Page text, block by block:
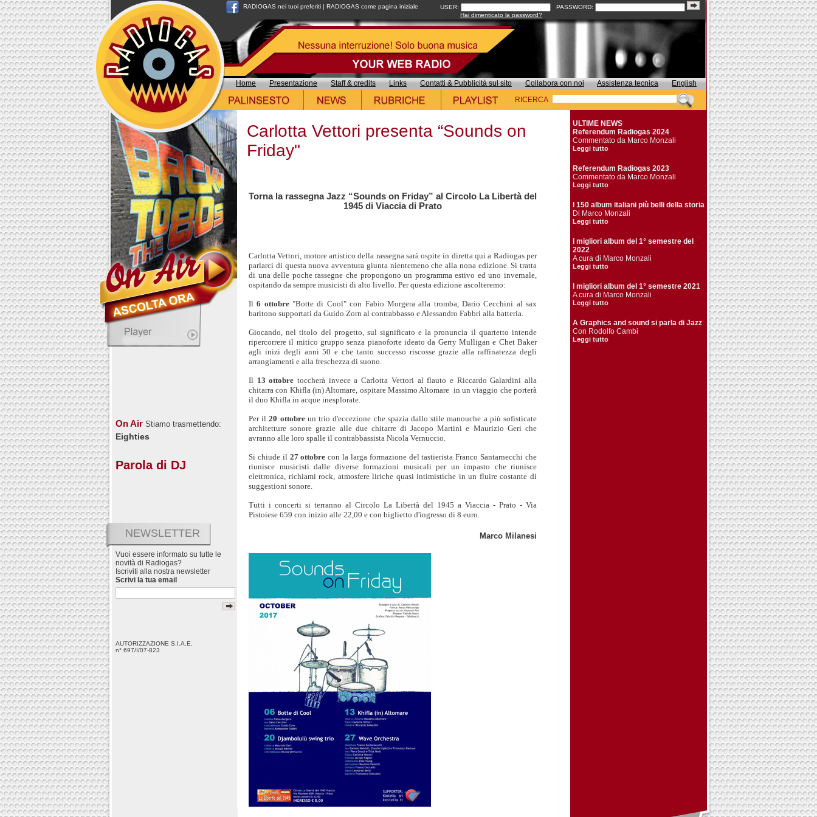
RADIOGAS nei tuoi preferiti | RADIOGAS come pagina iniziale USER:
PASSWORD:
Hai dimenticato la password?
Home Presentazione Staff & credits Links Contatti & Pubblicità sul sito Collabora con noi Assistenza tecnica
English
RICERCA
On Air Stiamo trasmettendo:
Eighties
Parola di DJ
NEWSLETTER
Vuoi essere informato su tutte le
novità di Radiogas?
Iscriviti alla nostra newsletter
Scrivi la tua email
AUTORIZZAZIONE S.I.A.E.
n° 697/I/07-823
Carlotta Vettori presenta “Sounds on
Friday"
Torna la rassegna Jazz “Sounds on Friday” al Circolo La Libertà del
1945 di Viaccia di Prato
Carlotta Vettori, motore artistico della rassegna sarà ospite in diretta qui a Radiogas per
parlarci di questa nuova avventura giunta nientemeno che alla nona edizione. Si tratta
di una delle poche rassegne che propongono un programma estivo ed uno invernale,
ospitando da sempre musicisti di alto livello. Per questa edizione ascolteremo:
Il6 ottobre"Botte di Cool" con Fabio Morgera alla tromba, Dario Cecchini al sax
baritono supportati da Guido Zorn al contrabbasso e Alessandro Fabbri alla batteria.
Giocando, nel titolo del progetto, sul significato e la pronuncia il quartetto intende
ripercorrere il mitico gruppo senza pianoforte ideato da Gerry Mulligan e Chet Baker
agli inizi degli anni 50 e che tanto successo riscosse grazie alla raffinatezza degli
arrangiamenti e alla freschezza di suono.
Il 13 ottobre toccherà invece a Carlotta Vettori al flauto e Riccardo Galardini alla
chitarra con Khifla (in) Altomare, ospitare Massimo Altomare in un viaggio che porterà
il duo Khifla in acque inesplorate.
Per il20 ottobreun trio d'eccezione che spazia dallo stile manouche a più sofisticate
architetture sonore grazie alle due chitarre di Jacopo Martini e Maurizio Geri che
avranno alle loro spalle il contrabbassista Nicola Vernuccio.
Si chiude il 27 ottobre con la larga formazione del tastierista Franco Santarnecchi che
riunisce musicisti dalle diverse formazioni musicali per un impasto che riunisce
elettronica, richiami rock, atmosfere liriche quasi intimistiche in un fluire costante di
suggestioni sonore.
Tutti i concerti si terranno al Circolo La Libertà del 1945 a Viaccia - Prato - Via
Pistoiese 659 con inizio alle 22,00 e con biglietto d'ingresso di 8 euro.
Marco Milanesi
ULTIME NEWS
Referendum Radiogas 2024
Commentato da Marco Monzali
Leggi tutto
Referendum Radiogas 2023
Commentato da Marco Monzali
Leggi tutto
I 150 album italiani più belli della storia
Di Marco Monzali
Leggi tutto
I migliori album del 1° semestre del
2022
A cura di Marco Monzali
Leggi tutto
I migliori album del 1° semestre 2021
A cura di Marco Monzali
Leggi tutto
A Graphics and sound si parla di Jazz
Con Rodolfo Cambi
Leggi tutto